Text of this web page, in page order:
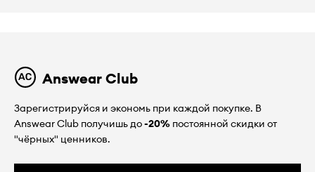
Answear Club
Зарегистрируйся и экономь при каждой покупке. В
Answear Club получишь до-20% постоянной скидки от
"чёрных" ценников.